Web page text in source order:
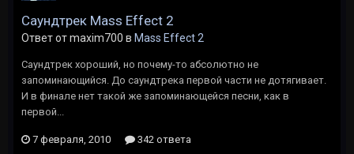
Саундтрек Mass Effect 2
Ответ от maxim700 в Mass Effect 2
Саундтрек хороший, но почему-то абсолютно не
запоминающийся. До саундтрека первой части не дотягивает.
И в финале нет такой же запоминающейся песни, как в
первой...
7 февраля, 2010 342 ответа